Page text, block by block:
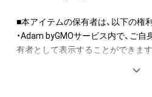
■本アイテムの保有者は、以下の権
・Adam byGMOサービス内で、ご
有者として表示することができます